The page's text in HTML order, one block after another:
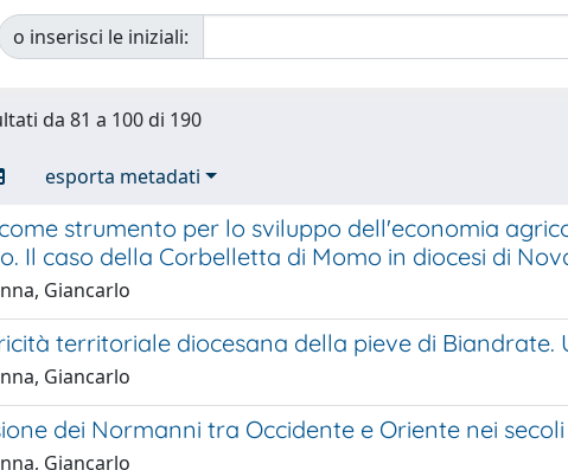
o inserisci le iniziali:
da 81 a 100 di 190
esporta metadati
strumento per lo sviluppo dell'economia
Il caso della Corbelletta di Momo in diocesi di
Giancarlo
territoriale diocesana della pieve di
Giancarlo
dei Normanni tra Occidente e Oriente nei secoli
Giancarlo